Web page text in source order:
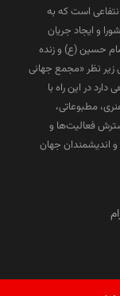
است که به
و ایجاد جریان
حسین (ع) و زنده
سال ۱۳۹۳ هجری شمسی زیر نظر «مجمع جهانی
در این راه با
مطبوعاتی،
فعالیت‌ها و
اندیشمندان جهان